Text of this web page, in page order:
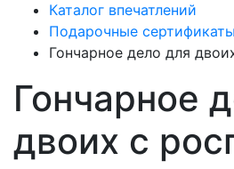
Каталог впечатлений
Подарочные
Гончарное дело для
Гончарное
двоих с